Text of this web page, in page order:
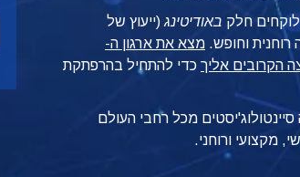
חלק באודיטינג (ייעוץ של
מצא את ארגון ה-
כדי להתחיל בהרפתקת
סיינטולוג'יסטים מכל רחבי העולם
מקצועי ורוחני.